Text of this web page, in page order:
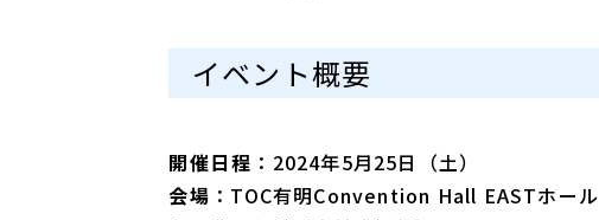
イベント概要
開催日程 ：2024年5月25日（土）
会場 ：TOC有明Convention Hall EASTホール